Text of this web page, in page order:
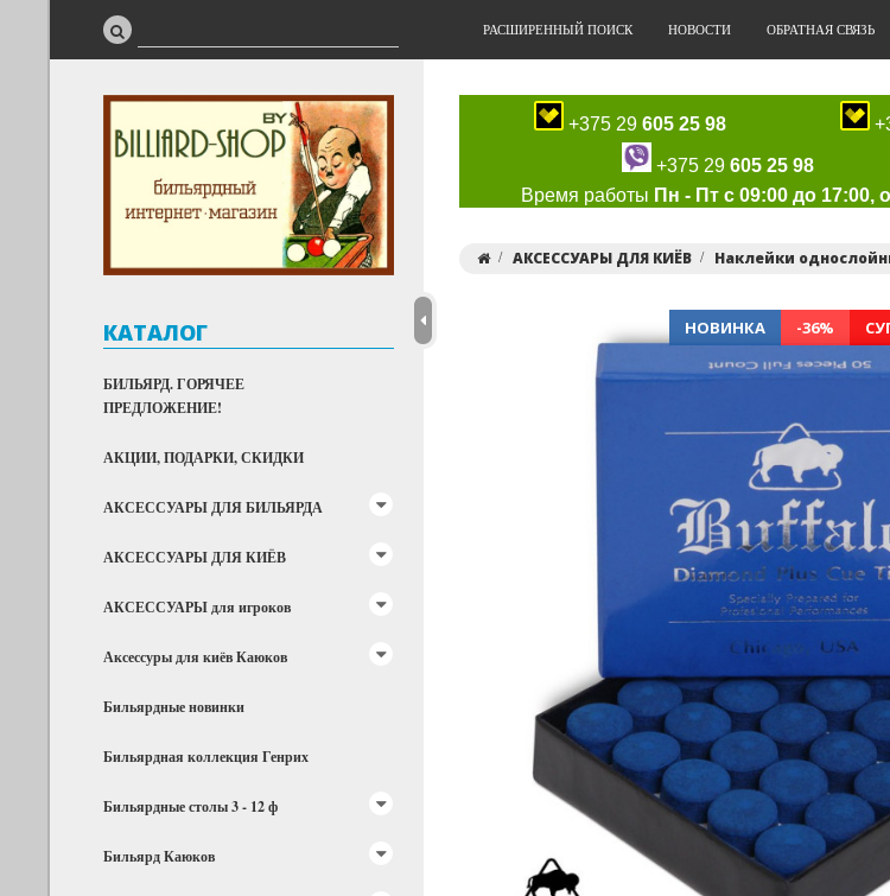
РАСШИРЕННЫЙ ПОИСК НОВОСТИ ОБРАТНАЯ СВЯЗЬ
КАТАЛОГ
БИЛЬЯРД. ГОРЯЧЕЕ
ПРЕДЛОЖЕНИЕ!
АКЦИИ, ПОДАРКИ, СКИДКИ
АКСЕССУАРЫ ДЛЯ БИЛЬЯРДА
АКСЕССУАРЫ ДЛЯ КИЁВ
АКСЕССУАРЫ для игроков
Аксессуры для киёв Каюков
Бильярдные новинки
Бильярдная коллекция Генрих
Бильярдные столы 3 - 12 ф
Бильярд Каюков
+375 29 605 25 98
+375 29 605 25 98
Время работы Пн - Пт с 09:00 до 17:00,
АКСЕССУАРЫ ДЛЯ КИЁВ Наклейки
НОВИНКА -36%